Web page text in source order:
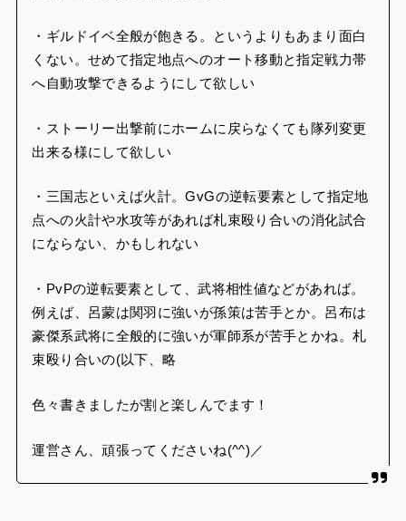
・ギルドイベ全般が飽きる。というよりもあまり面白
くない。せめて指定地点へのオート移動と指定戦力帯
へ自動攻撃できるようにして欲しい
・ストーリー出撃前にホームに戻らなくても隊列変更
出来る様にして欲しい
・三国志といえば火計。GvGの逆転要素として指定地
点への火計や水攻等があれば札束殴り合いの消化試合
にならない、かもしれない
・PvPの逆転要素として、武将相性値などがあれば。
例えば、呂蒙は関羽に強いが孫策は苦手とか。呂布は
豪傑系武将に全般的に強いが軍師系が苦手とかね。札
束殴り合いの(以下、略
色々書きましたが割と楽しんでます！
運営さん、頑張ってくださいね(^^)／